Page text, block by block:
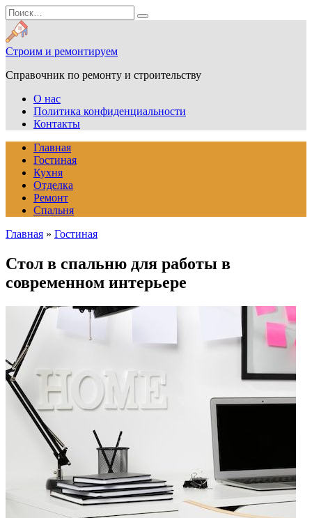
Перейти
к
содержанию
Search
for:
Строим и ремонтируем
Справочник по ремонту и строительству
О нас
Политика конфиденциальности
Контакты
Главная
Гостиная
Кухня
Отделка
Ремонт
Спальня
Главная » Гостиная
Стол в спальню для работы в
современном интерьере